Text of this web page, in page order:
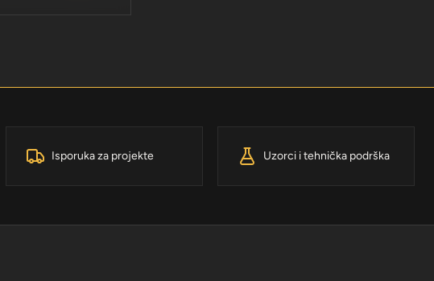
Isporuka za projekte Uzorci i tehnička podrška